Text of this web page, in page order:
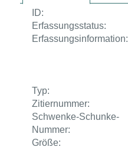
ID:
Erfassungsstatus:
Erfassungsinformation:
Typ:
Zitiernummer:
Schwenke-Schunke-
Nummer:
Größe: